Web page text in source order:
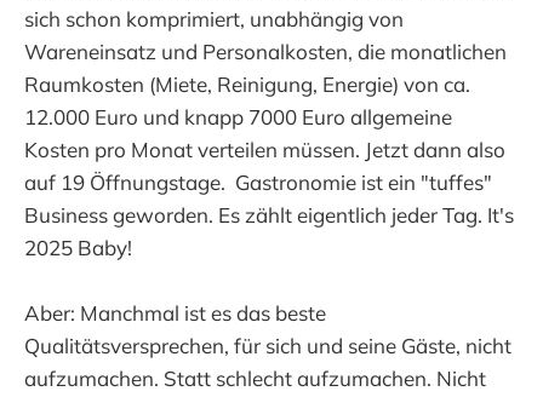
sich schon komprimiert, unabhängig von
Wareneinsatz und Personalkosten, die monatlichen
Raumkosten (Miete, Reinigung, Energie) von ca.
12.000 Euro und knapp 7000 Euro allgemeine
Kosten pro Monat verteilen müssen. Jetzt dann also
auf 19 Öffnungstage. Gastronomie ist ein "tuffes"
Business geworden. Es zählt eigentlich jeder Tag. It's
2025 Baby!
Aber: Manchmal ist es das beste
Qualitätsversprechen, für sich und seine Gäste, nicht
aufzumachen. Statt schlecht aufzumachen. Nicht